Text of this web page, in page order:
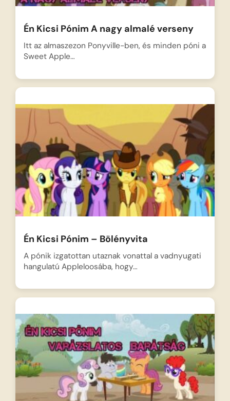
Én Kicsi Pónim A nagy almalé verseny
Itt az almaszezon Ponyville-ben, és minden póni a
Sweet Apple…
Én Kicsi Pónim – Bölényvita
A pónik izgatottan utaznak vonattal a vadnyugati
hangulatú Appleloosába, hogy…